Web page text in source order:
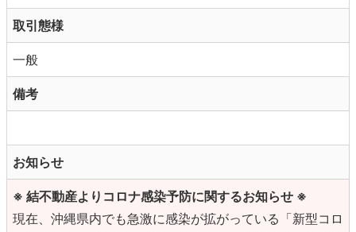
取引態様
一般
備考
お知らせ
※ 結不動産よりコロナ感染予防に関するお知らせ ※
現在、沖縄県内でも急激に感染が拡がっている「新型コロ